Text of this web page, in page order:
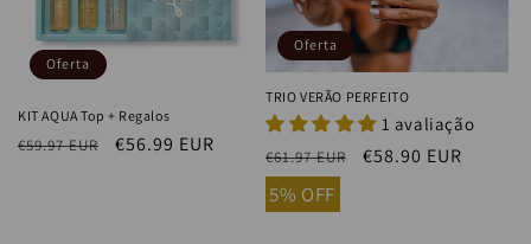
Oferta
KIT AQUA Top + Regalos
Precio
€59.97 EUR
Precio
€56.99 EUR
Oferta
TRIO VERÃO PERFEITO
1 avaliação
Precio
habitual
€61.97 EUR
Precio
€58.90 EUR
5% OFF